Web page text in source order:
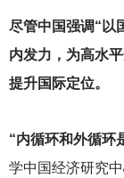
尽管中国强调“以
内发力，为高水
提升国际定位。
“内循环和外循环
学中国经济研究